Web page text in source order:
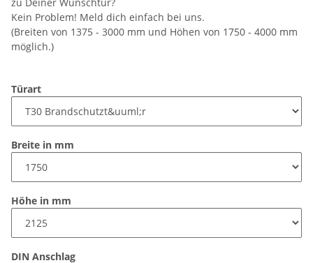
Kein Problem! Meld dich einfach bei uns.
(Breiten von 1375 - 3000 mm und Höhen von 1750 - 4000 mm
möglich.)
Türart
Breite in mm
Höhe in mm
DIN Anschlag